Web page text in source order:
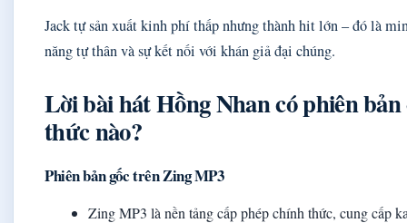
Jack tự sản xuất kinh phí thấp nhưng thành hit lớn – đó là
năng tự thân và sự kết nối với khán giả đại chúng.
Lời bài hát Hồng Nhan có phiên
thức nào?
Phiên bản gốc trên Zing MP3
Zing MP3 là nền tảng cấp phép chính thức, cung cấp